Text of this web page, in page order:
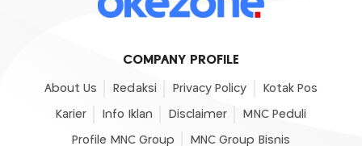
COMPANY PROFILE
About Us Redaksi Privacy Policy Kotak Pos
Karier Info Iklan Disclaimer MNC Peduli
Profile MNC Group MNC Group Bisnis